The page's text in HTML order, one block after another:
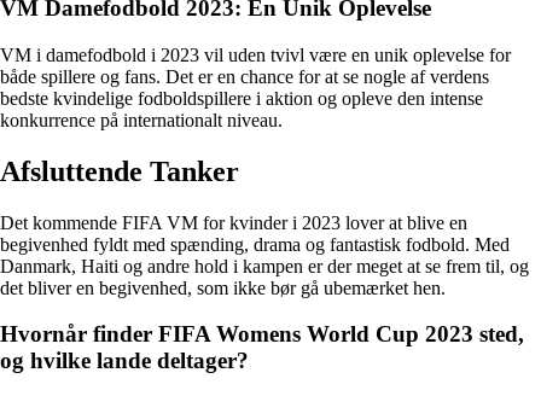
VM Damefodbold 2023: En Unik Oplevelse
VM i damefodbold i 2023 vil uden tvivl være en unik oplevelse for
både spillere og fans. Det er en chance for at se nogle af verdens
bedste kvindelige fodboldspillere i aktion og opleve den intense
konkurrence på internationalt niveau.
Afsluttende Tanker
Det kommende FIFA VM for kvinder i 2023 lover at blive en
begivenhed fyldt med spænding, drama og fantastisk fodbold. Med
Danmark, Haiti og andre hold i kampen er der meget at se frem til, og
det bliver en begivenhed, som ikke bør gå ubemærket hen.
Hvornår finder FIFA Womens World Cup 2023 sted,
og hvilke lande deltager?